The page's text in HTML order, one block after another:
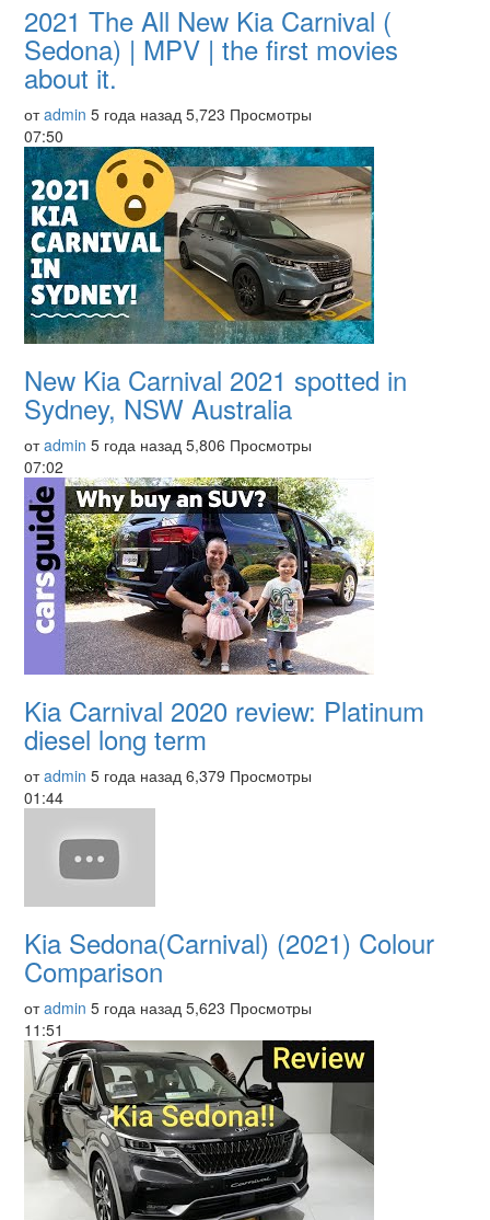
2021 The All New Kia Carnival (
Sedona) | MPV | the first movies
about it.
отadmin 5 года назад 5,723 Просмотры
07:50
New Kia Carnival 2021 spotted in
Sydney, NSW Australia
отadmin 5 года назад 5,806 Просмотры
07:02
Kia Carnival 2020 review: Platinum
diesel long term
отadmin 5 года назад 6,379 Просмотры
01:44
Kia Sedona(Carnival) (2021) Colour
Comparison
отadmin 5 года назад 5,623 Просмотры
11:51